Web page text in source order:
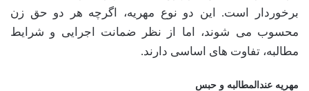
برخوردار است. این دو نوع مهریه، اگرچه هر دو حق زن
محسوب می شوند، اما از نظر ضمانت اجرایی و شرایط
مطالبه، تفاوت های اساسی دارند.
مهریه عندالمطالبه و حبس